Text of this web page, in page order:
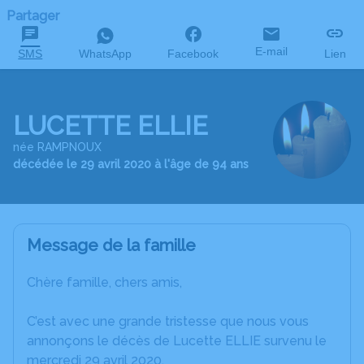
Partager
SMS WhatsApp Facebook E-mail Lien
LUCETTE ELLIE
née RAMPNOUX
décédée le 29 avril 2020 à l'âge de 94 ans
Message de la famille
Chère famille, chers amis,
C’est avec une grande tristesse que nous vous
annonçons le décès de Lucette ELLIE survenu le
mercredi 29 avril 2020.